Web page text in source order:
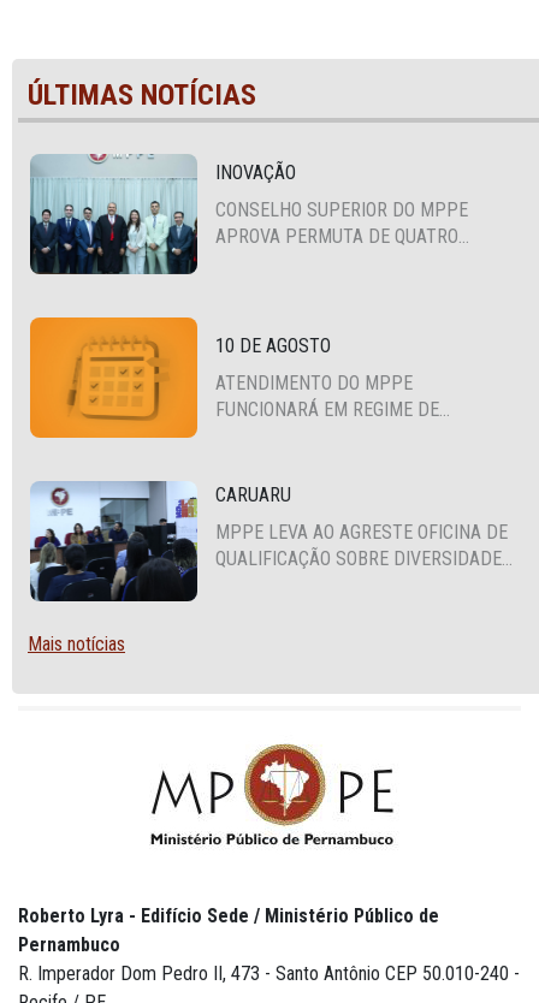
ÚLTIMAS NOTÍCIAS
INOVAÇÃO
CONSELHO SUPERIOR DO MPPE
APROVA PERMUTA DE QUATRO
10 DE AGOSTO
ATENDIMENTO DO MPPE
FUNCIONARÁ EM REGIME DE
CARUARU
MPPE LEVA AO AGRESTE OFICINA DE
QUALIFICAÇÃO SOBRE DIVERSIDADE
Mais notícias
Roberto Lyra - Edifício Sede / Ministério Público de
Pernambuco
R. Imperador Dom Pedro II, 473 - Santo Antônio CEP 50.010-240 -